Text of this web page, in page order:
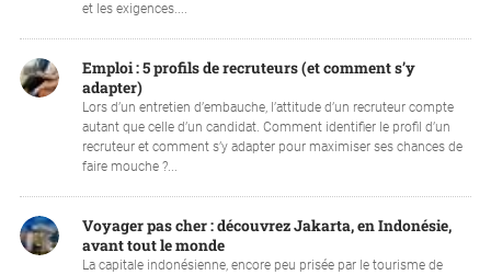
et les exigences....
Emploi : 5 profils de recruteurs (et comment s’y
adapter)
Lors d’un entretien d’embauche, l’attitude d’un recruteur compte
autant que celle d’un candidat. Comment identifier le profil d’un
recruteur et comment s’y adapter pour maximiser ses chances de
faire mouche ?...
Voyager pas cher : découvrez Jakarta, en Indonésie,
avant tout le monde
La capitale indonésienne, encore peu prisée par le tourisme de